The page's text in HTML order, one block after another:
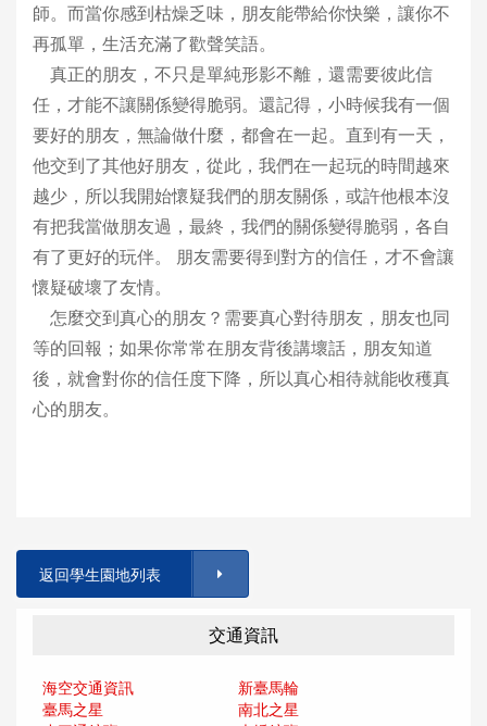
師。而當你感到枯燥乏味，朋友能帶給你快樂，讓你不
再孤單，生活充滿了歡聲笑語。
真正的朋友，不只是單純形影不離，還需要彼此信
任，才能不讓關係變得脆弱。還記得，小時候我有一個
要好的朋友，無論做什麼，都會在一起。直到有一天，
他交到了其他好朋友，從此，我們在一起玩的時間越來
越少，所以我開始懷疑我們的朋友關係，或許他根本沒
有把我當做朋友過，最終，我們的關係變得脆弱，各自
有了更好的玩伴。 朋友需要得到對方的信任，才不會讓
懷疑破壞了友情。
怎麼交到真心的朋友？需要真心對待朋友，朋友也同
等的回報；如果你常常在朋友背後講壞話，朋友知道
後，就會對你的信任度下降，所以真心相待就能收穫真
心的朋友。
返回學生園地列表
交通資訊
海空交通資訊
新臺馬輪
臺馬之星
南北之星